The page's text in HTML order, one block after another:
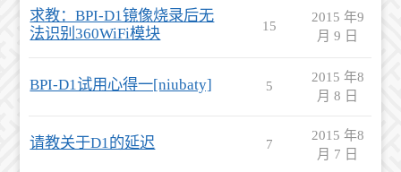
求教：BPI-D1镜像烧录后无
法识别360WiFi模块
15
2015 年9
月 9 日
BPI-D1试用心得一[niubaty] 5
2015 年8
月 8 日
请教关于D1的延迟 7
2015 年8
月 7 日